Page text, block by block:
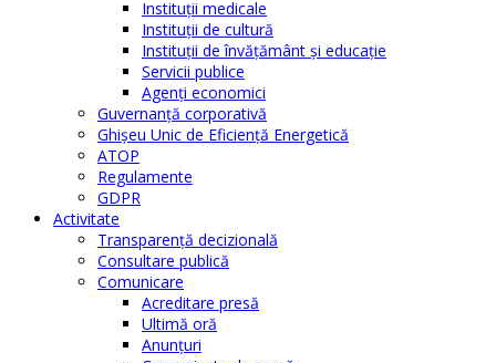
Instituţii medicale
Instituţii de cultură
Instituţii de învăţământ şi educaţie
Servicii publice
Agenţi economici
Guvernanță corporativă
Ghişeu Unic de Eficienţă Energetică
ATOP
Regulamente
GDPR
Activitate
Transparenţă decizională
Consultare publică
Comunicare
Acreditare presă
Ultimă oră
Anunţuri